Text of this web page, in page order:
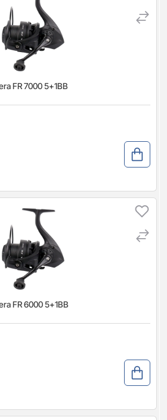
FR 7000 5+1BB
FR 6000 5+1BB